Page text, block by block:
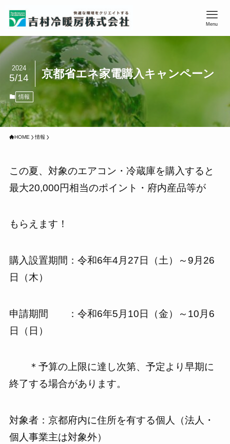
Menu
京都省エネ家電購入キャンペーン
2024
5/14
情報
HOME 情報
この夏、対象のエアコン・冷蔵庫を購入すると
最大20,000円相当のポイント・府内産品等が
もらえます！
購入設置期間：令和6年4月27日（土）～9月26
日（木）
申請期間 ：令和6年5月10日（金）～10月6
日（日）
＊予算の上限に達し次第、予定より早期に
終了する場合があります。
対象者：京都府内に住所を有する個人（法人・
個人事業主は対象外）